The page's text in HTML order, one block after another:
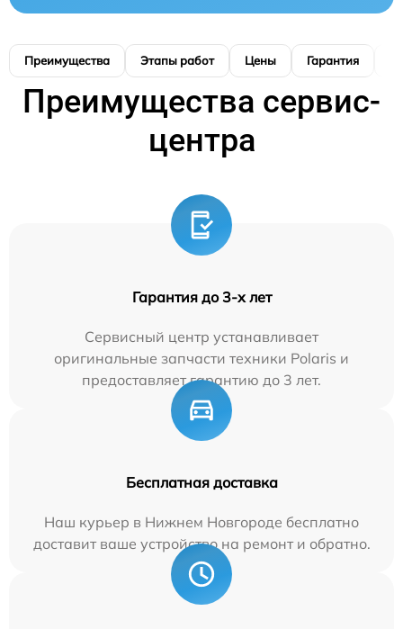
Преимущества Этапы работ Цены Гарантия
Преимущества сервис-
центра
Гарантия до 3-х лет
Сервисный центр устанавливает
оригинальные запчасти техники Polaris и
предоставляет гарантию до 3 лет.
Бесплатная доставка
Наш курьер в Нижнем Новгороде бесплатно
доставит ваше устройство на ремонт и обратно.